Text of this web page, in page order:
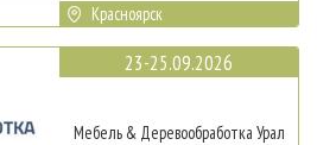
Красноярск
23-25.09.2026
Мебель & Деревообработка Урал